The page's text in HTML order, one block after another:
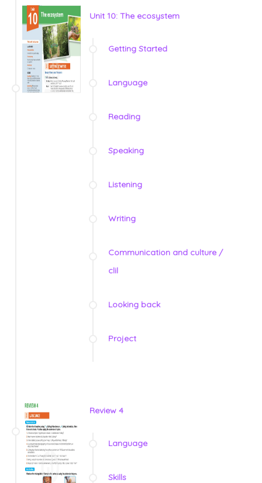
Unit 10: The ecosystem
Getting Started
Language
Reading
Speaking
Listening
Writing
Communication and culture /
clil
Looking back
Project
Review 4
Language
Skills